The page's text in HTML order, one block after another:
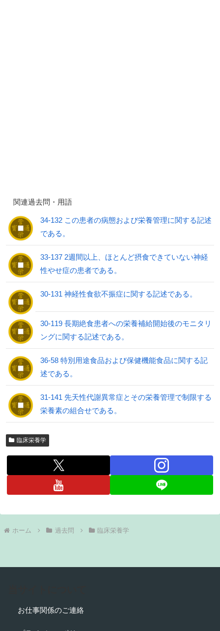
関連過去問・用語
34-132 この患者の病態および栄養管理に関する記述
である。
33-137 2週間以上、ほとんど摂食できていない神経
性やせ症の患者である。
30-131 神経性食欲不振症に関する記述である。
30-119 長期絶食患者への栄養補給開始後のモニタリ
ングに関する記述である。
36-58 特別用途食品および保健機能食品に関する記
述である。
31-141 先天性代謝異常症とその栄養管理で制限する
栄養素の組合せである。
臨床栄養学
ホーム 過去問 臨床栄養学
お仕事関係のご連絡